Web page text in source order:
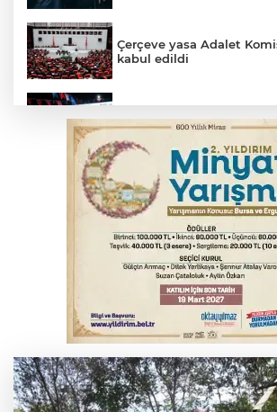
Çerçeve yasa Adalet
kabul edildi
Fetih coşkusu Keles'e
İnegöl’de yangın paniği!
sıçrayan alevler
6. Perseid Meteor
Etkinliği Karacabey'de
tutkunlarını buluşturacak
Serbest piyasada döviz